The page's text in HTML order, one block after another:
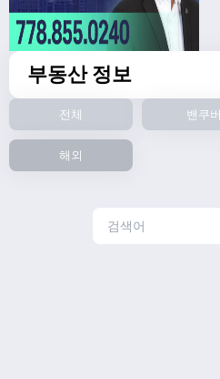
부동산 정보
전체 밴쿠버
해외